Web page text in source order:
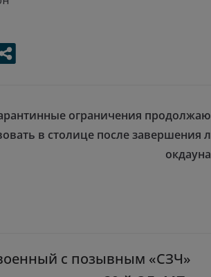
ограничения продолжаю
в столице после завершения л
окдауна
с позывным «СЗЧ»